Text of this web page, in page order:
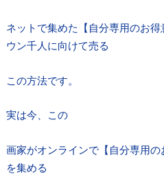
ネットで集めた【自分専用のお得
ウン千人に向けて売る
この方法です。
実は今、この
画家がオンラインで【自分専用の
を集める